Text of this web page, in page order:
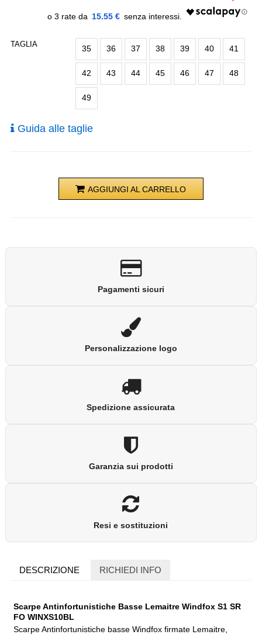
15.55 €
TAGLIA 35 36 37 38 39 40 41
42 43 44 45 46 47 48
49
Guida alle taglie
AGGIUNGI AL CARRELLO
Pagamenti sicuri
Personalizzazione logo
Spedizione assicurata
Garanzia sui prodotti
Resi e sostituzioni
DESCRIZIONE RICHIEDI INFO
Scarpe Antinfortunistiche Basse Lemaitre Windfox S1 SR
FO WINXS10BL
Scarpe Antinfortunistiche basse Windfox firmate Lemaitre,